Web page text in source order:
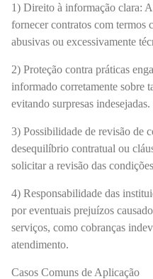
1) Direito à informação clara:
fornecer contratos com termos
abusivas ou excessivamente
2) Proteção contra práticas
informado corretamente sobre
evitando surpresas indesejadas.
3) Possibilidade de revisão de
desequilíbrio contratual ou
solicitar a revisão das
4) Responsabilidade das
por eventuais prejuízos
serviços, como cobranças
atendimento.
Casos Comuns de Aplicação